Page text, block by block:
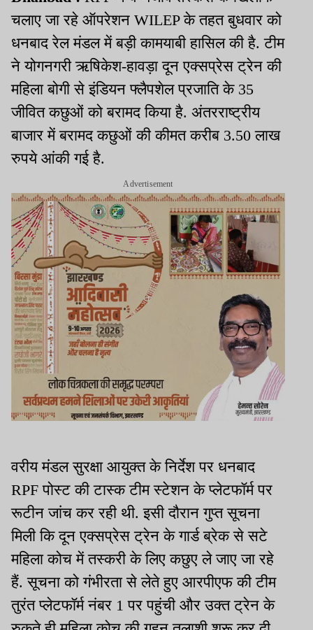
चलाए जा रहे ऑपरेशन WILEP के तहत बुधवार को
धनबाद रेल मंडल में बड़ी कामयाबी हासिल की है. टीम
ने योगनगरी ऋषिकेश-हावड़ा दून एक्सप्रेस ट्रेन की
महिला बोगी से इंडियन फ्लैपशेल प्रजाति के 35
जीवित कछुओं को बरामद किया है. अंतरराष्ट्रीय
बाजार में बरामद कछुओं की कीमत करीब 3.50 लाख
रुपये आंकी गई है.
Advertisement
वरीय मंडल सुरक्षा आयुक्त के निर्देश पर धनबाद
RPF पोस्ट की टास्क टीम स्टेशन के प्लेटफॉर्म पर
रूटीन जांच कर रही थी. इसी दौरान गुप्त सूचना
मिली कि दून एक्सप्रेस ट्रेन के गार्ड ब्रेक से सटे
महिला कोच में तस्करी के लिए कछुए ले जाए जा रहे
हैं. सूचना को गंभीरता से लेते हुए आरपीएफ की टीम
तुरंत प्लेटफॉर्म नंबर 1 पर पहुंची और उक्त ट्रेन के